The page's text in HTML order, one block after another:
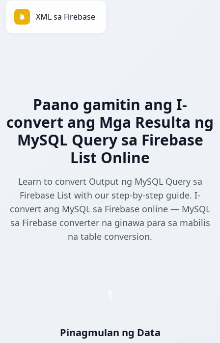
XML sa Firebase
Paano gamitin ang I-
convert ang Mga Resulta ng
MySQL Query sa Firebase
List Online
Learn to convert Output ng MySQL Query sa
Firebase List with our step-by-step guide. I-
convert ang MySQL sa Firebase online — MySQL
sa Firebase converter na ginawa para sa mabilis
na table conversion.
Pinagmulan ng Data